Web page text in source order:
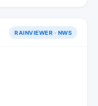
RAINVIEWER · NWS